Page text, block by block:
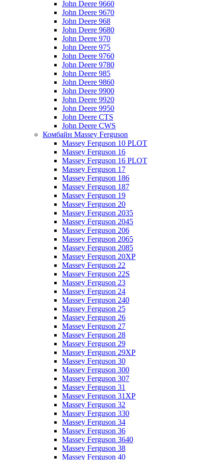
John Deere 9660
John Deere 9670
John Deere 968
John Deere 9680
John Deere 970
John Deere 975
John Deere 9760
John Deere 9780
John Deere 985
John Deere 9860
John Deere 9900
John Deere 9920
John Deere 9950
John Deere CTS
John Deere CWS
Комбайн Massey Ferguson
Massey Ferguson 10 PLOT
Massey Ferguson 16
Massey Ferguson 16 PLOT
Massey Ferguson 17
Massey Ferguson 186
Massey Ferguson 187
Massey Ferguson 19
Massey Ferguson 20
Massey Ferguson 2035
Massey Ferguson 2045
Massey Ferguson 206
Massey Ferguson 2065
Massey Ferguson 2085
Massey Ferguson 20XP
Massey Ferguson 22
Massey Ferguson 22S
Massey Ferguson 23
Massey Ferguson 24
Massey Ferguson 240
Massey Ferguson 25
Massey Ferguson 26
Massey Ferguson 27
Massey Ferguson 28
Massey Ferguson 29
Massey Ferguson 29XP
Massey Ferguson 30
Massey Ferguson 300
Massey Ferguson 307
Massey Ferguson 31
Massey Ferguson 31XP
Massey Ferguson 32
Massey Ferguson 330
Massey Ferguson 34
Massey Ferguson 36
Massey Ferguson 3640
Massey Ferguson 38
Massey Ferguson 40